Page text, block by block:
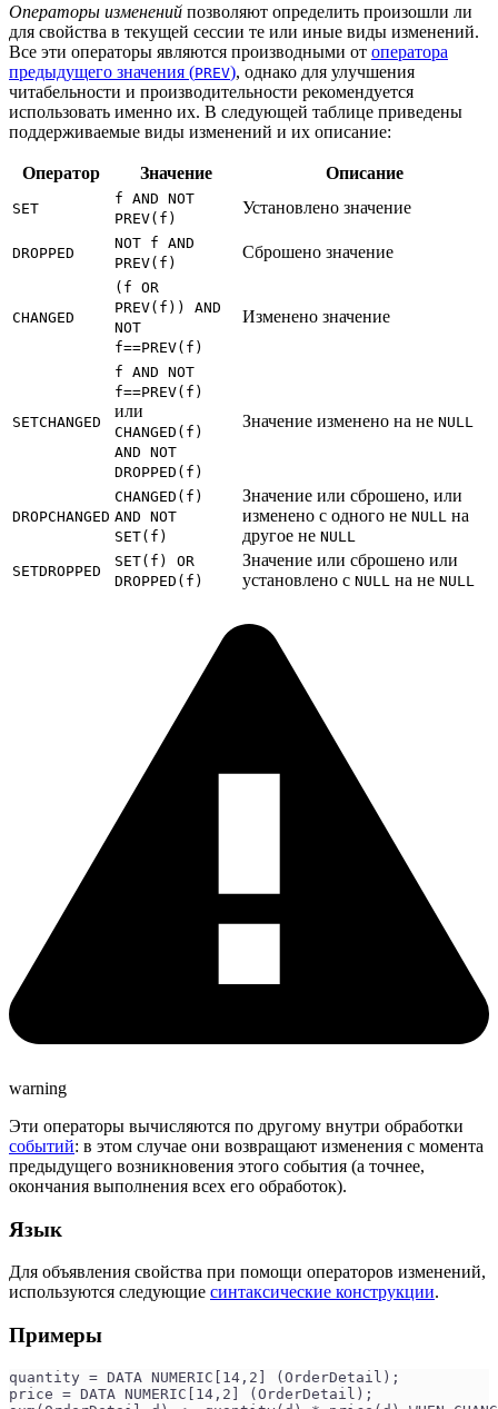
Операторы изменений позволяют определить произошли ли
для свойства в текущей сессии те или иные виды изменений.
Все эти операторы являются производными от оператора
предыдущего значения (PREV), однако для улучшения
читабельности и производительности рекомендуется
использовать именно их. В следующей таблице приведены
поддерживаемые виды изменений и их описание:
Оператор Значение Описание
SET
f AND NOT
PREV(f)
Установлено значение
DROPPED
NOT f AND
PREV(f)
Сброшено значение
CHANGED
(f OR
PREV(f)) AND
NOT
f==PREV(f)
Изменено значение
SETCHANGED
f AND NOT
f==PREV(f)
или
CHANGED(f)
AND NOT
DROPPED(f)
Значение изменено на не NULL
DROPCHANGED
CHANGED(f)
AND NOT
SET(f)
Значение или сброшено, или
изменено с одного не NULL на
другое не NULL
SETDROPPED
SET(f) OR
DROPPED(f)
Значение или сброшено или
установлено с NULL на не NULL
warning
Эти операторы вычисляются по другому внутри обработки
событий: в этом случае они возвращают изменения с момента
предыдущего возникновения этого события (а точнее,
окончания выполнения всех его обработок).
Язык
Для объявления свойства при помощи операторов изменений,
используются следующие синтаксические конструкции.
Примеры
quantity = DATA NUMERIC[14,2] (OrderDetail);
price = DATA NUMERIC[14,2] (OrderDetail);